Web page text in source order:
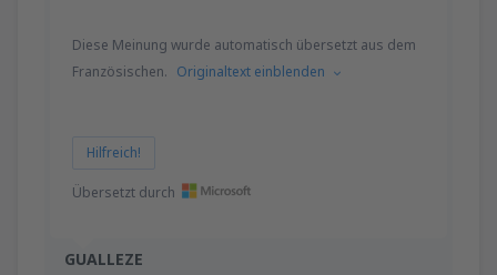
GUALLEZE
Diese Meinung wurde automatisch übersetzt aus dem
Französischen. Originaltext einblenden
Hilfreich!
Übersetzt durch